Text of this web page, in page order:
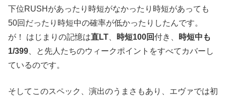
下位RUSHがあったり時短がなかったり時短があっても
50回だったり時短中の確率が低かったりしたんです。
が！ はじまりの記憶は直LT 時短100回付き、
時短中も
1/399 、と先人たちのウィークポイントをすべてカバーし
ているのです。
そしてこのスペック、演出のうまさもあり、エヴァでは初